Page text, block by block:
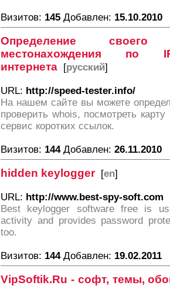
Визитов: 145 Добавлен: 15.10.2010
Определение
местонахождения по
интернета [русский]
URL: http://speed-tester.info/
На нашем сайте вы можете
проверить whois, посмотреть
сервис коротких ссылок.
Визитов: 144Добавлен: 26.11.2010
hidden keylogger[en]
URL: http://www.best-spy-soft.com
Best keylogger software free is
activity and provides password
too.
Визитов: 144Добавлен: 19.02.2011
VipSoftik.Ru - софт, темы,